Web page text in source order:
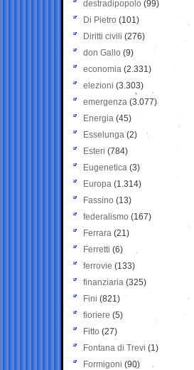
destradipopolo (99)
Di Pietro (101)
Diritti civili (276)
don Gallo (9)
economia (2.331)
elezioni (3.303)
emergenza (3.077)
Energia (45)
Esselunga (2)
Esteri (784)
Eugenetica (3)
Europa (1.314)
Fassino (13)
federalismo (167)
Ferrara (21)
Ferretti (6)
ferrovie (133)
finanziaria (325)
Fini (821)
fioriere (5)
Fitto (27)
Fontana di Trevi (1)
Formigoni (90)